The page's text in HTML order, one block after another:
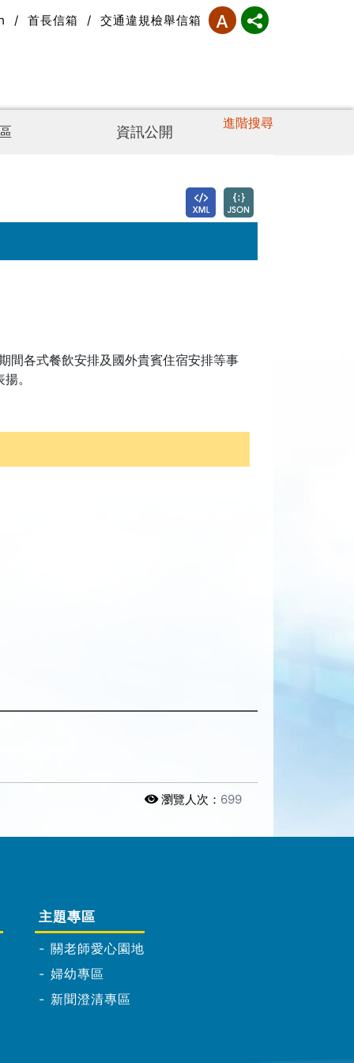
/ 首長信箱 / 交通違規檢舉信箱
進階搜尋
資訊公開
各式餐飲安排及國外貴賓住宿安排等事
。
瀏覽人次： 699
主題專區
關老師愛心園地
婦幼專區
新聞澄清專區